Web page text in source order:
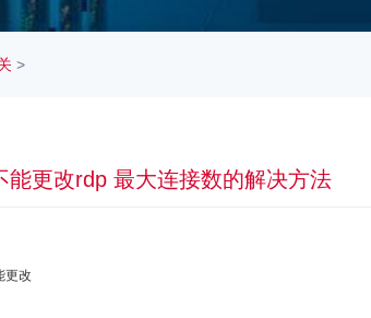
>
能更改rdp 最大连接数的解决方法
更改